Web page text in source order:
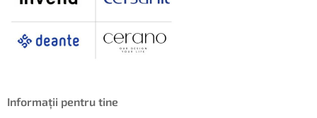
Informații pentru tine